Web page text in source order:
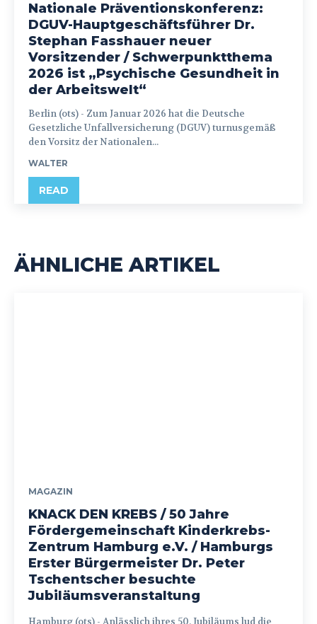
Nationale Präventionskonferenz:
DGUV-Hauptgeschäftsführer Dr.
Stephan Fasshauer neuer
Vorsitzender / Schwerpunktthema
2026 ist „Psychische Gesundheit in
der Arbeitswelt“
Berlin (ots) - Zum Januar 2026 hat die Deutsche
Gesetzliche Unfallversicherung (DGUV) turnusgemäß
den Vorsitz der Nationalen...
WALTER
READ
ÄHNLICHE ARTIKEL
MAGAZIN
KNACK DEN KREBS / 50 Jahre
Fördergemeinschaft Kinderkrebs-
Zentrum Hamburg e.V. / Hamburgs
Erster Bürgermeister Dr. Peter
Tschentscher besuchte
Jubiläumsveranstaltung
Hamburg (ots) - Anlässlich ihres 50. Jubiläums lud die